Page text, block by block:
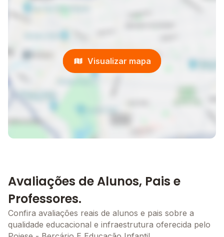
Visualizar mapa
Avaliações de Alunos, Pais e
Professores.
Confira avaliações reais de alunos e pais sobre a
qualidade educacional e infraestrutura oferecida pelo